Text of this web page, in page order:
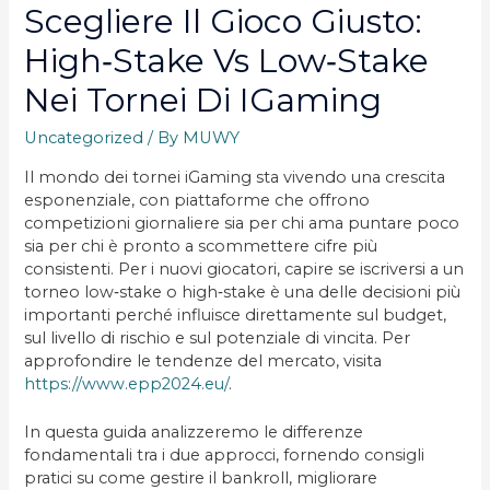
Scegliere Il Gioco Giusto:
High‑Stake Vs Low‑Stake
Nei Tornei Di IGaming
Uncategorized / By MUWY
Il mondo dei tornei iGaming sta vivendo una crescita
esponenziale, con piattaforme che offrono
competizioni giornaliere sia per chi ama puntare poco
sia per chi è pronto a scommettere cifre più
consistenti. Per i nuovi giocatori, capire se iscriversi a un
torneo low‑stake o high‑stake è una delle decisioni più
importanti perché influisce direttamente sul budget,
sul livello di rischio e sul potenziale di vincita. Per
approfondire le tendenze del mercato, visita
https://www.epp2024.eu/.
In questa guida analizzeremo le differenze
fondamentali tra i due approcci, fornendo consigli
pratici su come gestire il bankroll, migliorare